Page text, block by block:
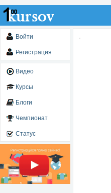
Войти
Регистрация
Видео
Курсы
Блоги
Чемпионат
Статус